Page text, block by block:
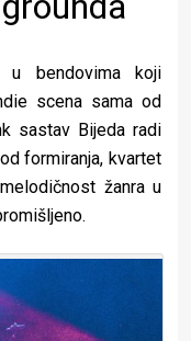
u bendovima koji
scena sama od
sastav Bijeda radi
formiranja, kvartet
žanra u